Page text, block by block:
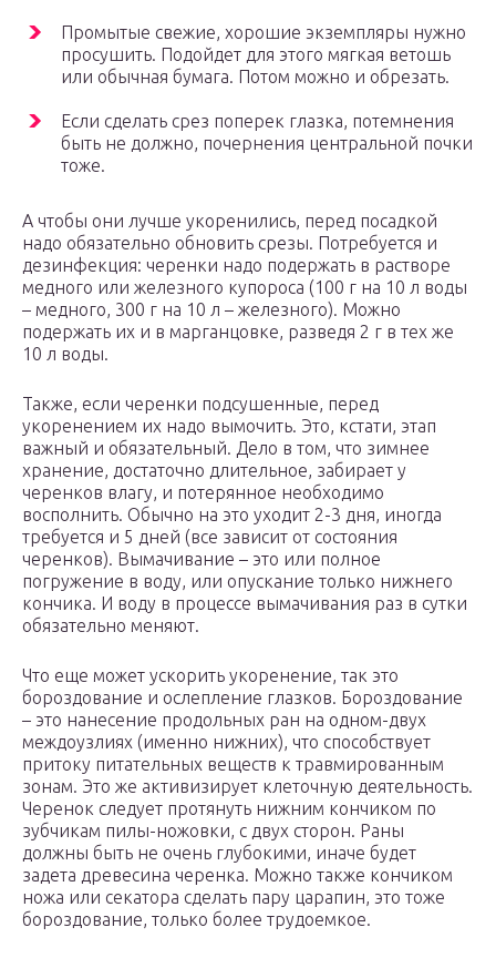
Промытые свежие, хорошие экземпляры нужно
просушить. Подойдет для этого мягкая ветошь
или обычная бумага. Потом можно и обрезать.
Если сделать срез поперек глазка, потемнения
быть не должно, почернения центральной почки
тоже.
А чтобы они лучше укоренились, перед посадкой
надо обязательно обновить срезы. Потребуется и
дезинфекция: черенки надо подержать в растворе
медного или железного купороса (100 г на 10 л воды
– медного, 300 г на 10 л – железного). Можно
подержать их и в марганцовке, разведя 2 г в тех же
10 л воды.
Также, если черенки подсушенные, перед
укоренением их надо вымочить. Это, кстати, этап
важный и обязательный. Дело в том, что зимнее
хранение, достаточно длительное, забирает у
черенков влагу, и потерянное необходимо
восполнить. Обычно на это уходит 2-3 дня, иногда
требуется и 5 дней (все зависит от состояния
черенков). Вымачивание – это или полное
погружение в воду, или опускание только нижнего
кончика. И воду в процессе вымачивания раз в сутки
обязательно меняют.
Что еще может ускорить укоренение, так это
бороздование и ослепление глазков. Бороздование
– это нанесение продольных ран на одном-двух
междоузлиях (именно нижних), что способствует
притоку питательных веществ к травмированным
зонам. Это же активизирует клеточную деятельность.
Черенок следует протянуть нижним кончиком по
зубчикам пилы-ножовки, с двух сторон. Раны
должны быть не очень глубокими, иначе будет
задета древесина черенка. Можно также кончиком
ножа или секатора сделать пару царапин, это тоже
бороздование, только более трудоемкое.